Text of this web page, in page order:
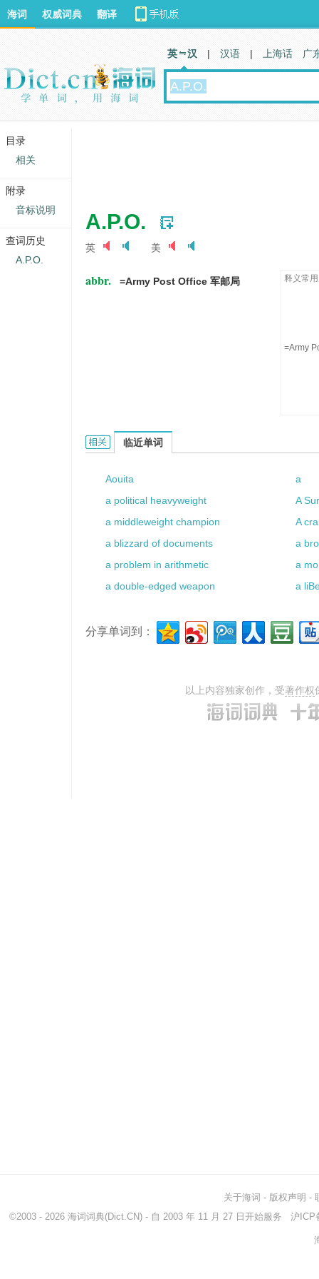
A.P.O.
英 美
abbr. =Army Post Office 军邮局 释义常
=Army
A.P.O.的相关资料：
临近单词
Aouita
a
a political heavyweight
A
a middleweight champion
A
a blizzard of documents
a
a problem in arithmetic
a
a double-edged weapon
a
分享单词到：
以上内容独家创作，受著作权
海词 权威词典 翻译
英 汉 | 汉语 | 上海话 广
关于海词 - 版权声明 -
©2003 - 2026 海词词典(Dict.CN) - 自 2003 年 11 月 27 日开始服务 沪ICP
目录
相关
附录
音标说明
查词历史
A.P.O.